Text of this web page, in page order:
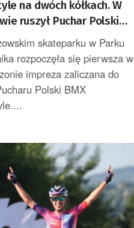
na dwóch kółkach. W
ruszył Puchar Polski
skateparku w Parku
rozpoczęła się pierwsza w
impreza zaliczana do
Polski BMX